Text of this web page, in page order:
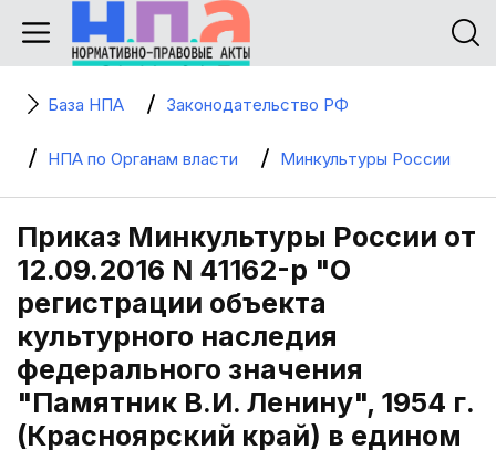
База НПА Законодательство РФ
НПА по Органам власти Минкультуры России
Приказ Минкультуры России от
12.09.2016 N 41162-р "О
регистрации объекта
культурного наследия
федерального значения
"Памятник В.И. Ленину", 1954 г.
(Красноярский край) в едином